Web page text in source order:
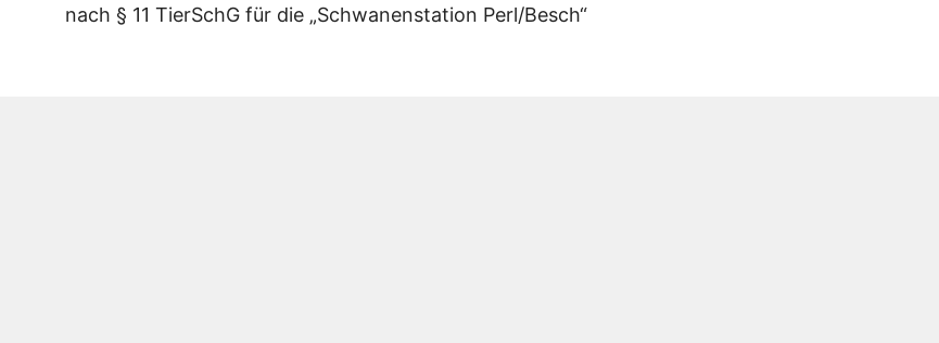
nach § 11 TierSchG für die „Schwanenstation Perl/Besch“